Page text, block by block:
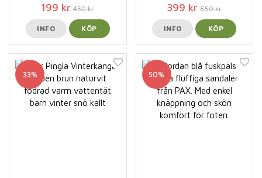
199 kr 450 kr
INFO KÖP
399 kr 850 kr
INFO KÖP
33% 50%